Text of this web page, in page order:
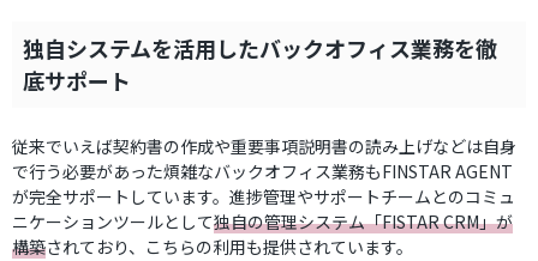
独自システムを活用したバックオフィス業務を徹
底サポート
従来でいえば契約書の作成や重要事項説明書の読み上げなどは自身
で行う必要があった煩雑なバックオフィス業務もFINSTAR AGENT
が完全サポートしています。進捗管理やサポートチームとのコミュ
ニケーションツールとして独自の管理システム「FISTAR CRM」が
構築されており、こちらの利用も提供されています。